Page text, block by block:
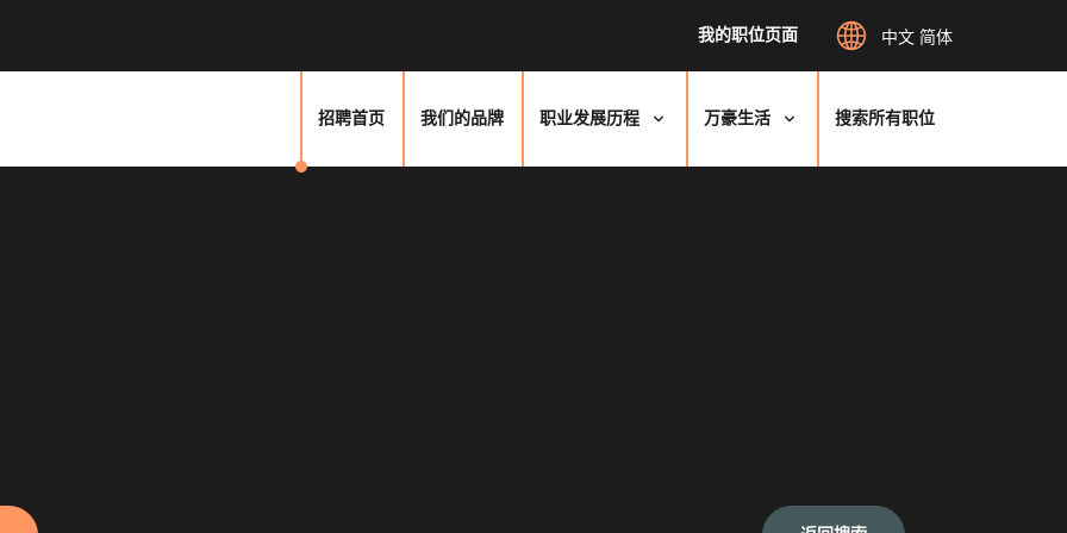
我的职位页面 中文 简体
招聘首页 我们的品牌 职业发展历程 万豪生活 搜索所有职位